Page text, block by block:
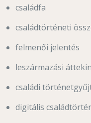
családfa
családtörténeti
felmenői jelentés
leszármazási
családi
digitális